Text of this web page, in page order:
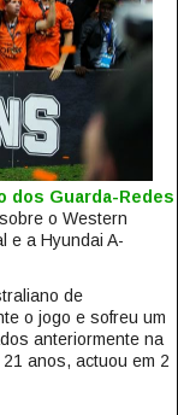
dos Guarda-Redes
o Western
e a Hyundai A-
de
o jogo e sofreu um
anteriormente na
anos, actuou em 2